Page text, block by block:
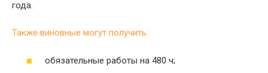
года.
Также виновные могут получить:
обязательные работы на 480 ч;